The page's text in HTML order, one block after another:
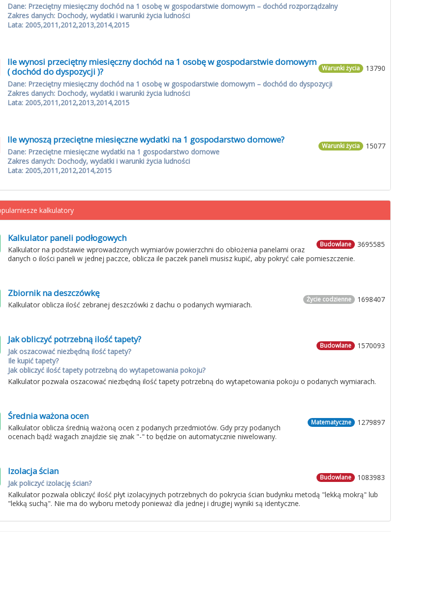
Dane: Przeciętny miesięczny dochód na 1 osobę w gospodarstwie domowym – dochód rozporządzalny
Zakres danych: Dochody, wydatki i warunki życia ludności
Lata: 2005,2011,2012,2013,2014,2015
13790
Warunki życia
Ile wynosi przeciętny miesięczny dochód na 1 osobę w gospodarstwie domowym
( dochód do dyspozycji )?
Dane: Przeciętny miesięczny dochód na 1 osobę w gospodarstwie domowym – dochód do dyspozycji
Zakres danych: Dochody, wydatki i warunki życia ludności
Lata: 2005,2011,2012,2013,2014,2015
15077
Warunki życia
Ile wynoszą przeciętne miesięczne wydatki na 1 gospodarstwo domowe?
Dane: Przeciętne miesięczne wydatki na 1 gospodarstwo domowe
Zakres danych: Dochody, wydatki i warunki życia ludności
Lata: 2005,2011,2012,2014,2015
kalkulatory
3695585
Budowlane
Kalkulator paneli podłogowych
Kalkulator na podstawie wprowadzonych wymiarów powierzchni do obłożenia panelami oraz
danych o ilości paneli w jednej paczce, oblicza ile paczek paneli musisz kupić, aby pokryć całe pomieszczenie.
1698407
Życie codzienne
Zbiornik na deszczówkę
Kalkulator oblicza ilość zebranej deszczówki z dachu o podanych wymiarach.
1570093
Budowlane
Jak obliczyć potrzebną ilość tapety?
Jak oszacować niezbędną ilość tapety?
Ile kupić tapety?
Jak obliczyć ilość tapety potrzebną do wytapetowania pokoju?
Kalkulator pozwala oszacować niezbędną ilość tapety potrzebną do wytapetowania pokoju o podanych wymiarach.
1279897
Matematyczne
Średnia ważona ocen
Kalkulator oblicza średnią ważoną ocen z podanych przedmiotów. Gdy przy podanych
ocenach bądź wagach znajdzie się znak "-" to będzie on automatycznie niwelowany.
1083983
Budowlane
Izolacja ścian
Jak policzyć izolację ścian?
Kalkulator pozwala obliczyć ilość płyt izolacyjnych potrzebnych do pokrycia ścian budynku metodą "lekką mokrą" lub
"lekką suchą". Nie ma do wyboru metody ponieważ dla jednej i drugiej wyniki są identyczne.